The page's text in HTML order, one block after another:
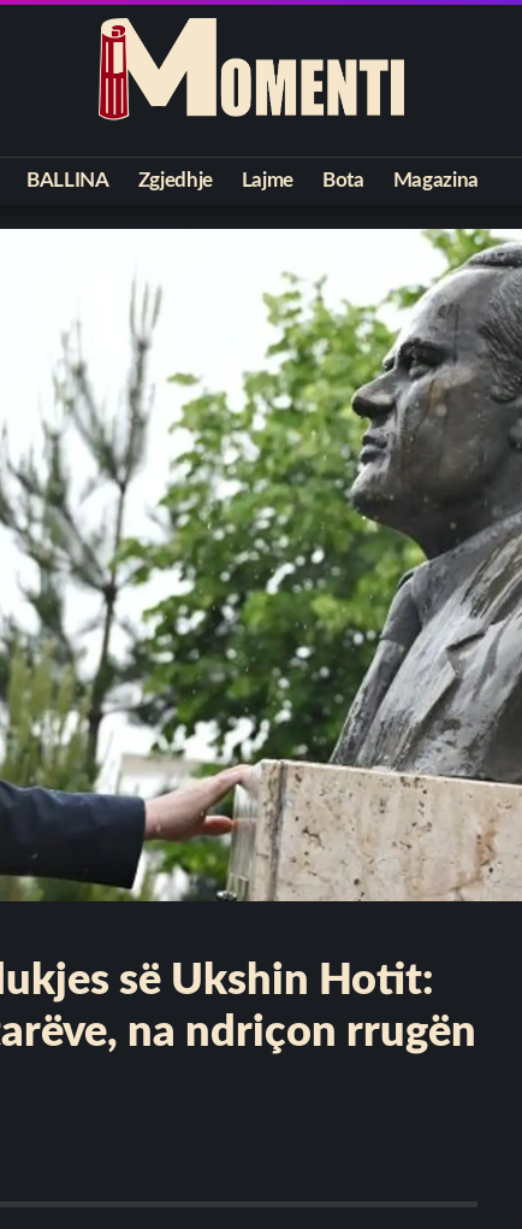
BALLINA Zgjedhje Lajme Bota Magazina
së Ukshin Hotit:
na ndriçon rrugën